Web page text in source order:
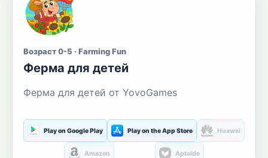
Возраст 0-5 · Farming Fun
Ферма для детей
Ферма для детей от YovoGames
Play on Google Play Play on the App Store Huawei
Amazon Aptoide